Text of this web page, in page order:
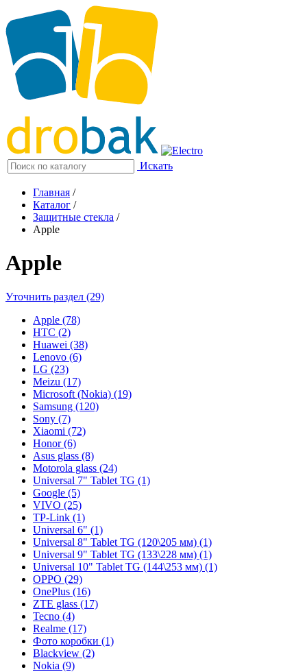
Искать
Главная /
Каталог /
Защитные стекла /
Apple
Apple
Уточнить раздел (29)
Apple (78)
HTC (2)
Huawei (38)
Lenovo (6)
LG (23)
Meizu (17)
Microsoft (Nokia) (19)
Samsung (120)
Sony (7)
Xiaomi (72)
Honor (6)
Asus glass (8)
Motorola glass (24)
Universal 7" Tablet TG (1)
Google (5)
VIVO (25)
TP-Link (1)
Universal 6" (1)
Universal 8" Tablet TG (120\205 мм) (1)
Universal 9" Tablet TG (133\228 мм) (1)
Universal 10" Tablet TG (144\253 мм) (1)
OPPO (29)
OnePlus (16)
ZTE glass (17)
Tecno (4)
Realme (17)
Фото коробки (1)
Blackview (2)
Nokia (9)